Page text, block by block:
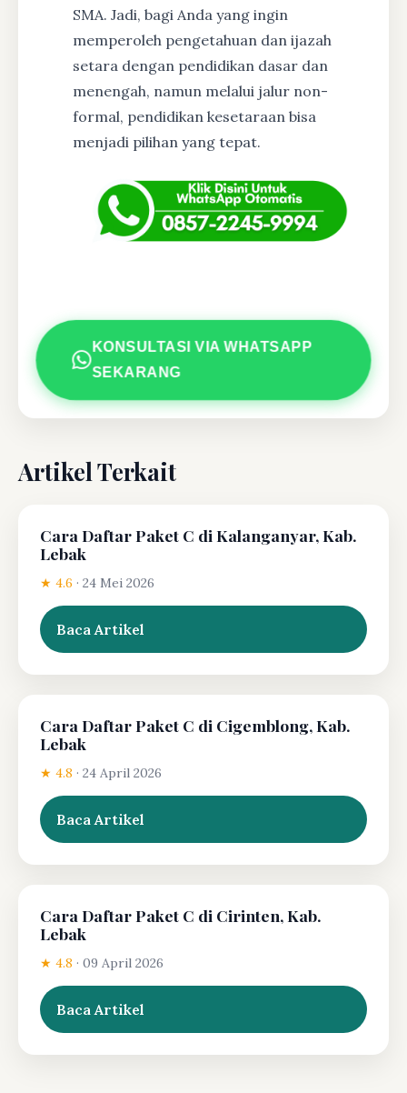
SMA. Jadi, bagi Anda yang ingin
memperoleh pengetahuan dan ijazah
setara dengan pendidikan dasar dan
menengah, namun melalui jalur non-
formal, pendidikan kesetaraan bisa
menjadi pilihan yang tepat.
KONSULTASI VIA WHATSAPP
SEKARANG
Artikel Terkait
Cara Daftar Paket C di Kalanganyar, Kab.
Lebak
★ 4.6 · 24 Mei 2026
Baca Artikel
Cara Daftar Paket C di Cigemblong, Kab.
Lebak
★ 4.8 · 24 April 2026
Baca Artikel
Cara Daftar Paket C di Cirinten, Kab.
Lebak
★ 4.8 · 09 April 2026
Baca Artikel